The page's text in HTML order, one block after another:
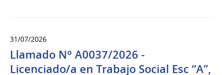
31/07/2026
Llamado Nº A0037/2026 -
Licenciado/a en Trabajo Social Esc “A”,